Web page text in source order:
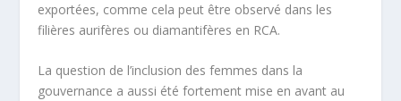
exportées, comme cela peut être observé dans les
filières aurifères ou diamantifères en RCA.
La question de l’inclusion des femmes dans la
gouvernance a aussi été fortement mise en avant au